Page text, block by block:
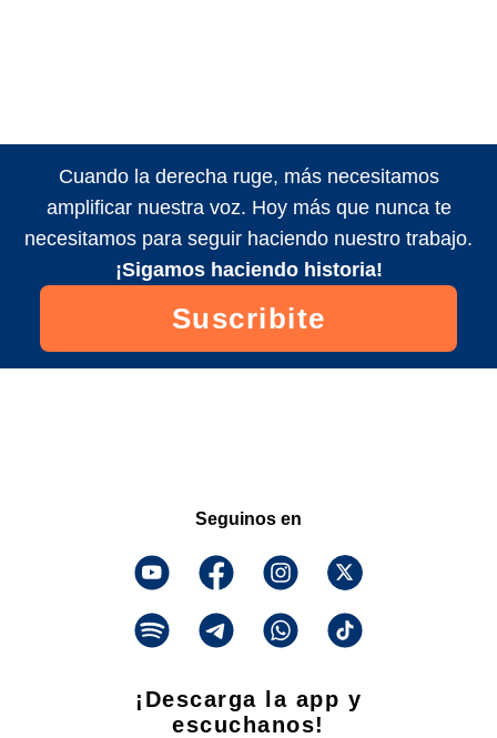
Cuando la derecha ruge, más necesitamos
amplificar nuestra voz. Hoy más que nunca te
necesitamos para seguir haciendo nuestro trabajo.
¡Sigamos haciendo historia!
Suscribite
Seguinos en
¡Descarga la app y
escuchanos!